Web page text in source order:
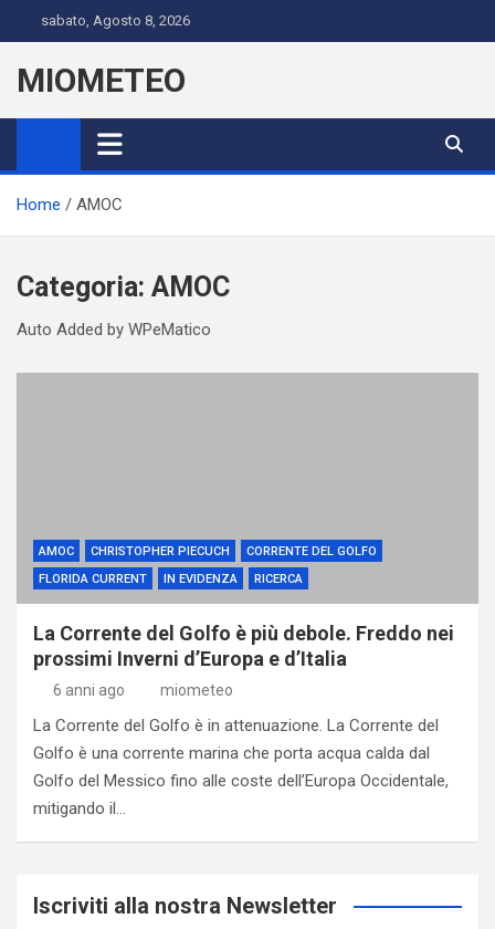
to
content
sabato, Agosto 8, 2026
MIOMETEO
Home AMOC
Categoria: AMOC
Auto Added by WPeMatico
AMOC CHRISTOPHER PIECUCH
CORRENTE DEL GOLFO
FLORIDA CURRENT
IN EVIDENZA RICERCA
La Corrente del Golfo è più debole. Freddo nei
prossimi Inverni d’Europa e d’Italia
6 anni ago miometeo
La Corrente del Golfo è in attenuazione. La Corrente del
Golfo è una corrente marina che porta acqua calda dal
Golfo del Messico fino alle coste dell’Europa Occidentale,
mitigando il…
Iscriviti alla nostra Newsletter